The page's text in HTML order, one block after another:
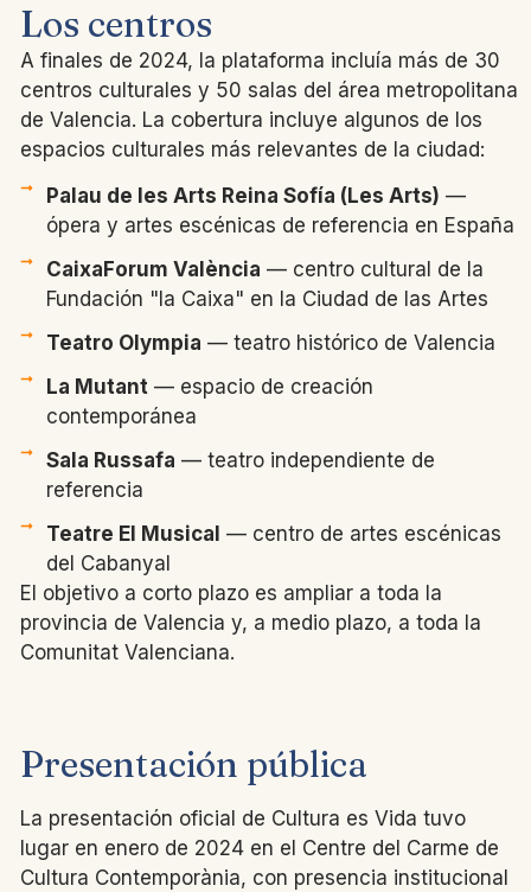
Los centros
A finales de 2024, la plataforma incluía más de 30
centros culturales y 50 salas del área metropolitana
de Valencia. La cobertura incluye algunos de los
espacios culturales más relevantes de la ciudad:
Palau de les Arts Reina Sofía (Les Arts) —
ópera y artes escénicas de referencia en España
CaixaForum València — centro cultural de la
Fundación "la Caixa" en la Ciudad de las Artes
Teatro Olympia — teatro histórico de Valencia
La Mutant— espacio de creación
contemporánea
Sala Russafa — teatro independiente de
referencia
Teatre El Musical — centro de artes escénicas
del Cabanyal
El objetivo a corto plazo es ampliar a toda la
provincia de Valencia y, a medio plazo, a toda la
Comunitat Valenciana.
Presentación pública
La presentación oficial de Cultura es Vida tuvo
lugar en enero de 2024 en el Centre del Carme de
Cultura Contemporània, con presencia institucional